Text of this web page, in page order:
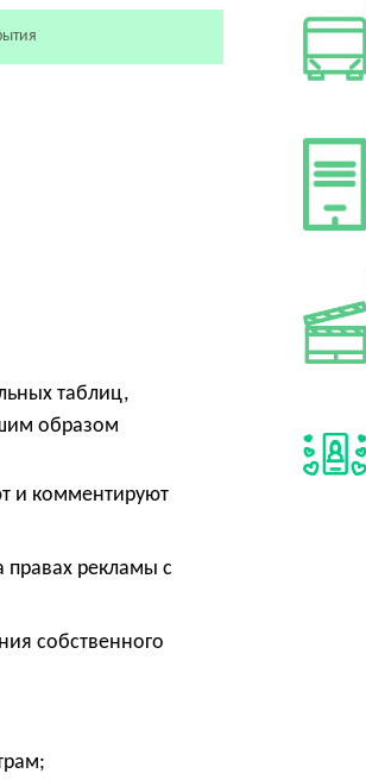
таблиц,
образом
и комментируют
рекламы с
собственного